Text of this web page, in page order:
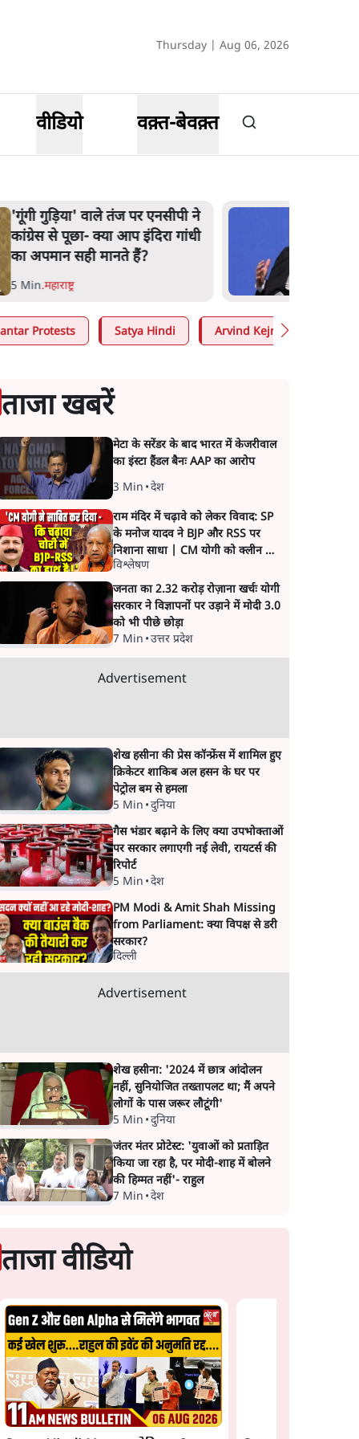
Thursday | Aug 06, 2026
वीडियो वक़्त-बेवक़्त
'गूंगी गुड़िया' वाले तंज पर एनसीपी ने
कांग्रेस से पूछा- क्या आप इंदिरा गांधी
का अपमान सही मानते हैं?
5 Min.महाराष्ट्र
Protests Satya Hindi Arvind Kejriwal
ताजा खबरें
मेटा के सरेंडर के बाद भारत में केजरीवाल
का इंस्टा हैंडल बैनः AAP का आरोप
3 Min •देश
राम मंदिर में चढ़ावे को लेकर विवाद: SP
के मनोज यादव ने BJP और RSS पर
निशाना साधा | CM योगी को क्लीन चिट
मिली
विश्लेषण
जनता का 2.32 करोड़ रोज़ाना खर्चः योगी
सरकार ने विज्ञापनों पर उड़ाने में मोदी 3.0
को भी पीछे छोड़ा
7 Min •उत्तर प्रदेश
Advertisement
शेख हसीना की प्रेस कॉन्फ्रेंस में शामिल हुए
क्रिकेटर शाकिब अल हसन के घर पर
पेट्रोल बम से हमला
5 Min •दुनिया
गैस भंडार बढ़ाने के लिए क्या उपभोक्ताओं
पर सरकार लगाएगी नई लेवी, रायटर्स की
रिपोर्ट
5 Min •देश
PM Modi & Amit Shah Missing
from Parliament: क्या विपक्ष से डरी
सरकार?
दिल्ली
Advertisement
शेख हसीना: '2024 में छात्र आंदोलन
नहीं, सुनियोजित तख्तापलट था; मैं अपने
लोगों के पास जरूर लौटूंगी'
5 Min •दुनिया
जंतर मंतर प्रोटेस्ट: 'युवाओं को प्रताड़ित
किया जा रहा है, पर मोदी-शाह में बोलने
की हिम्मत नहीं'- राहुल
7 Min •देश
ताजा वीडियो